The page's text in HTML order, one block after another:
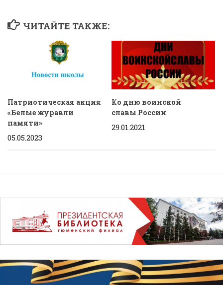
ЧИТАЙТЕ ТАКЖЕ:
Патриотическая акция
«Белые журавли
памяти»
05.05.2023
Ко дню воинской
славы России
29.01.2021